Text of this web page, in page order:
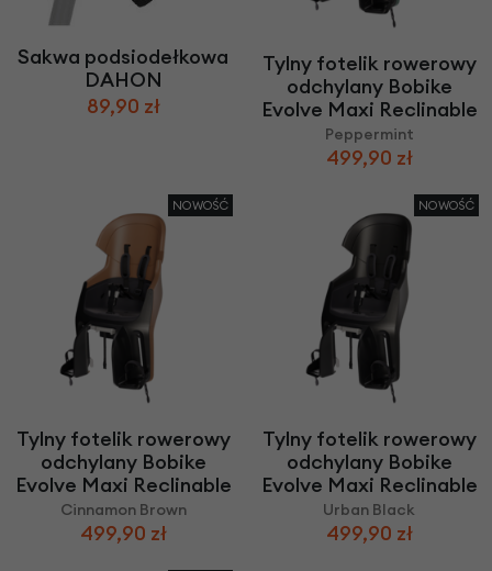
Sakwa podsiodełkowa
DAHON
89,90 zł
Tylny fotelik rowerowy
odchylany Bobike
Evolve Maxi Reclinable
Peppermint
499,90 zł
NOWOŚĆ
Tylny fotelik rowerowy
odchylany Bobike
Evolve Maxi Reclinable
Cinnamon Brown
499,90 zł
NOWOŚĆ
Tylny fotelik rowerowy
odchylany Bobike
Evolve Maxi Reclinable
Urban Black
499,90 zł